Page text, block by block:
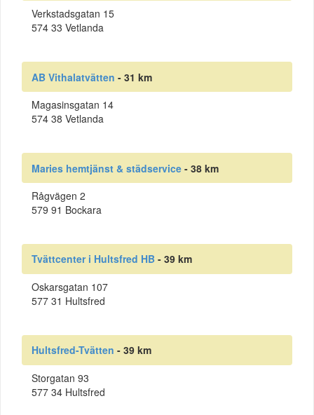
Verkstadsgatan 15
574 33 Vetlanda
AB Vithalatvätten - 31 km
Magasinsgatan 14
574 38 Vetlanda
Maries hemtjänst & städservice - 38 km
Rågvägen 2
579 91 Bockara
Tvättcenter i Hultsfred HB - 39 km
Oskarsgatan 107
577 31 Hultsfred
Hultsfred-Tvätten - 39 km
Storgatan 93
577 34 Hultsfred